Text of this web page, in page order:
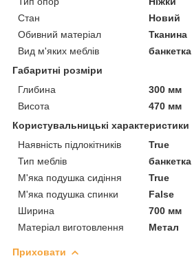
Стан
Новий
Обивний матеріал
Тканина
Вид м'яких меблів
банкетка
Габаритні розміри
Глибина
300 мм
Висота
470 мм
Користувальницькі характеристики
Наявність підлокітників
True
Тип меблів
банкетка
М'яка подушка сидіння
True
М'яка подушка спинки
False
Ширина
700 мм
Матеріал виготовлення
Метал
Приховати